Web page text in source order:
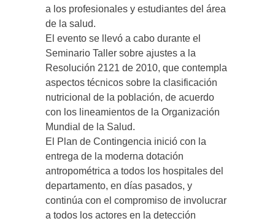
a los profesionales y estudiantes del área
de la salud.
El evento se llevó a cabo durante el
Seminario Taller sobre ajustes a la
Resolución 2121 de 2010, que contempla
aspectos técnicos sobre la clasificación
nutricional de la población, de acuerdo
con los lineamientos de la Organización
Mundial de la Salud.
El Plan de Contingencia inició con la
entrega de la moderna dotación
antropométrica a todos los hospitales del
departamento, en días pasados, y
continúa con el compromiso de involucrar
a todos los actores en la detección